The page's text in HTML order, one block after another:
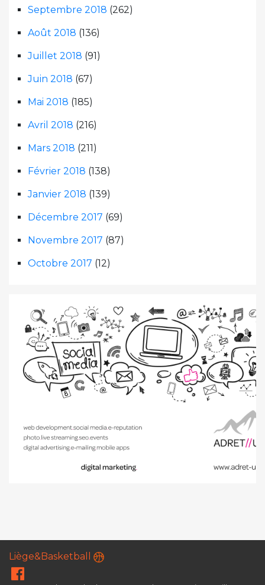
Septembre 2018 (262)
Août 2018 (136)
Juillet 2018 (91)
Juin 2018 (67)
Mai 2018 (185)
Avril 2018 (216)
Mars 2018 (211)
Février 2018 (138)
Janvier 2018 (139)
Décembre 2017 (69)
Novembre 2017 (87)
Octobre 2017 (12)
Liège&Basketball